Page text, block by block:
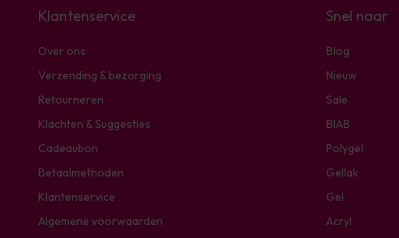
Klantenservice
Over ons
Verzending & bezorging
Retourneren
Klachten & Suggesties
Cadeaubon
Betaalmethoden
Klantenservice
Algemene voorwaarden
Snel naar
Blog
Nieuw
Sale
BIAB
Polygel
Gellak
Gel
Acryl